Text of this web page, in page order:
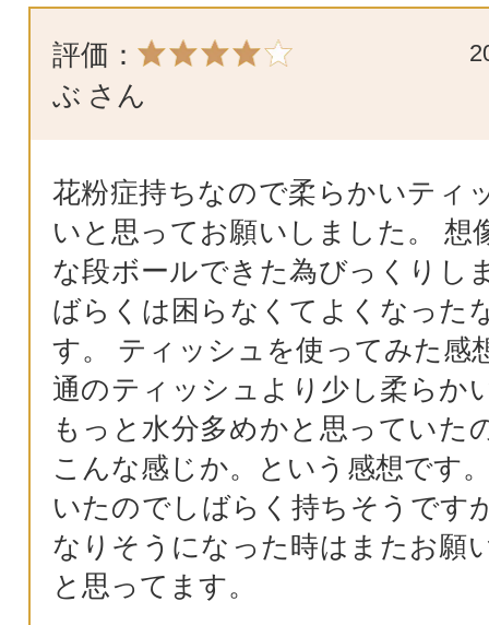
評価：
ぶ さん
花粉症持ちなので柔らかいティ
いと思ってお願いしました。 想
な段ボールできた為びっくりし
ばらくは困らなくてよくなった
す。 ティッシュを使ってみた感
通のティッシュより少し柔らか
もっと水分多めかと思っていた
こんな感じか。という感想です
いたのでしばらく持ちそうです
なりそうになった時はまたお願
と思ってます。